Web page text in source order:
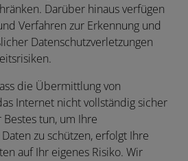
Darüber hinaus verfügen
Verfahren zur Erkennung und
Datenschutzverletzungen
die Übermittlung von
Internet nicht vollständig sicher
tun, um Ihre
zu schützen, erfolgt Ihre
auf Ihr eigenes Risiko. Wir